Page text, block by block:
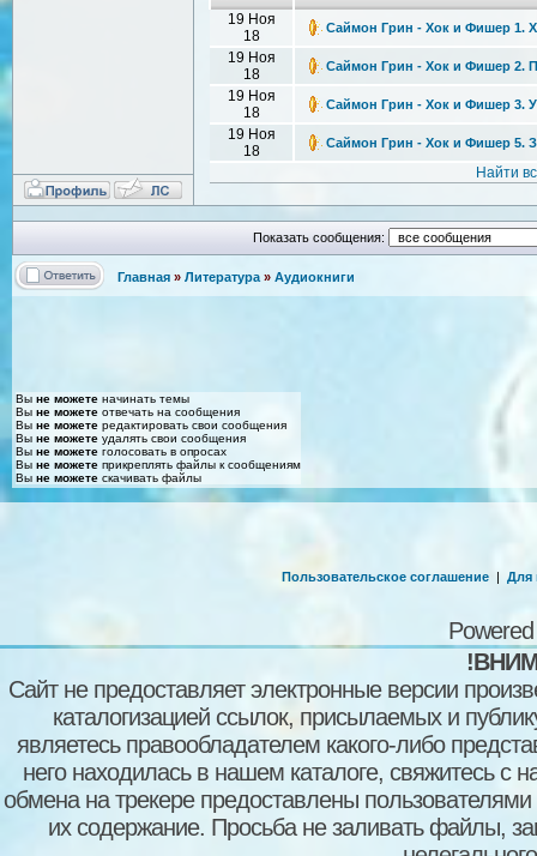
19 Ноя
18
Саймон Грин - Хок и Фишер 1.
19 Ноя
18
Саймон Грин - Хок и Фишер 2.
19 Ноя
18
Саймон Грин - Хок и Фишер 3.
19 Ноя
18
Саймон Грин - Хок и Фишер 5.
Найти
Показать сообщения:
Главная » Литература » Аудиокниги
Вы не можете начинать темы
Вы не можете отвечать на сообщения
Вы не можете редактировать свои сообщения
Вы не можете удалять свои сообщения
Вы не можете голосовать в опросах
Вы не можете прикреплять файлы к сообщениям
Вы не можете скачивать файлы
Пользовательское соглашение | Для
Сайт не предоставляет электронные версии
каталогизацией ссылок, присылаемых и
являетесь правообладателем какого-либо
него находилась в нашем каталоге, свяжитесь
обмена на трекере предоставлены пользователями
их содержание. Просьба не заливать файлы,